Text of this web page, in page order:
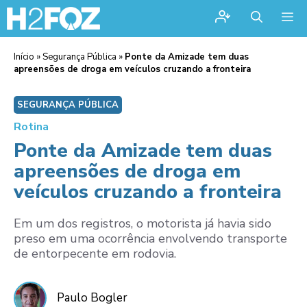
Início »Segurança Pública » Ponte da Amizade tem duas
apreensões de droga em veículos cruzando a fronteira
SEGURANÇA PÚBLICA
Rotina
Ponte da Amizade tem duas
apreensões de droga em
veículos cruzando a fronteira
Em um dos registros, o motorista já havia sido
preso em uma ocorrência envolvendo transporte
de entorpecente em rodovia.
Paulo Bogler